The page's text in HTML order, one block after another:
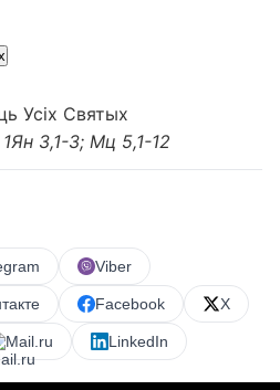
Усіх Святых
3,1-3; Мц 5,1-12
Viber
Facebook X
Mail.ru LinkedIn